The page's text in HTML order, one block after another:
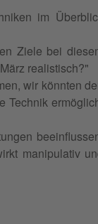
im
Ziele bei
realistisch?"
wir könnten
Technik
manipulativ